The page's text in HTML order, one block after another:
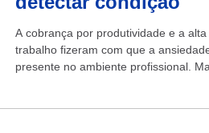
A cobrança por produtividade e a
trabalho fizeram com que a
presente no ambiente profissional.